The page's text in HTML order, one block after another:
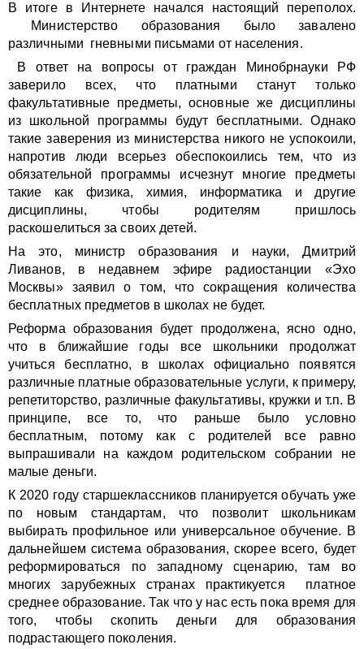
В итоге в Интернете начался настоящий переполох.
Министерство образования было завалено
различными гневными письмами от населения.
В ответ на вопросы от граждан Минобрнауки РФ
заверило всех, что платными станут только
факультативные предметы, основные же дисциплины
из школьной программы будут бесплатными. Однако
такие заверения из министерства никого не успокоили,
напротив люди всерьез обеспокоились тем, что из
обязательной программы исчезнут многие предметы
такие как физика, химия, информатика и другие
дисциплины, чтобы родителям пришлось
раскошелиться за своих детей.
На это, министр образования и науки, Дмитрий
Ливанов, в недавнем эфире радиостанции «Эхо
Москвы» заявил о том, что сокращения количества
бесплатных предметов в школах не будет.
Реформа образования будет продолжена, ясно одно,
что в ближайшие годы все школьники продолжат
учиться бесплатно, в школах официально появятся
различные платные образовательные услуги, к примеру,
репетиторство, различные факультативы, кружки и т.п. В
принципе, все то, что раньше было условно
бесплатным, потому как с родителей все равно
выпрашивали на каждом родительском собрании не
малые деньги.
К 2020 году старшеклассников планируется обучать уже
по новым стандартам, что позволит школьникам
выбирать профильное или универсальное обучение. В
дальнейшем система образования, скорее всего, будет
реформироваться по западному сценарию, там во
многих зарубежных странах практикуется платное
среднее образование. Так что у нас есть пока время для
того, чтобы скопить деньги для образования
подрастающего поколения.